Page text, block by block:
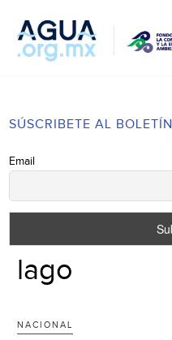
SÚSCRIBETE AL BOLETÍN
Email
lago
NACIONAL